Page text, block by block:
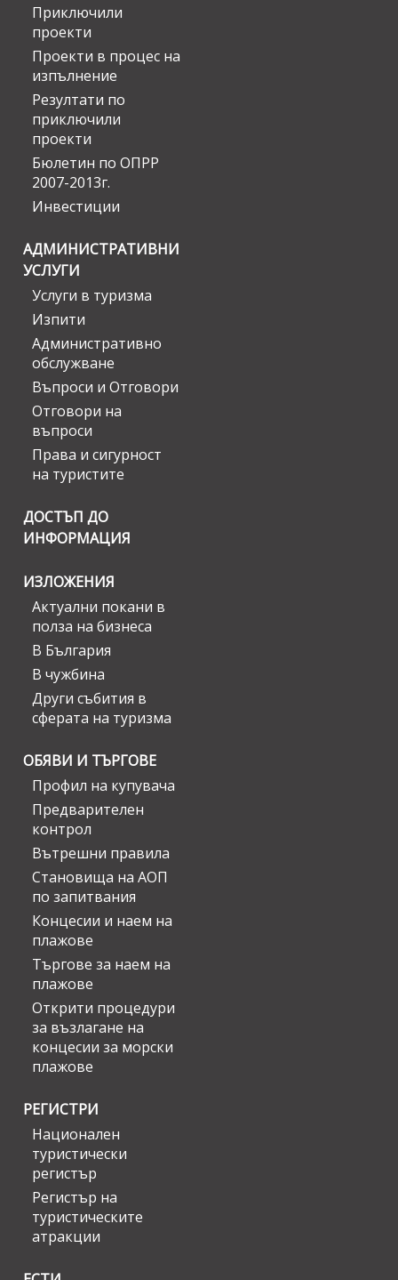
Приключили
проекти
Проекти в процес на
изпълнение
Резултати по
приключили
проекти
Бюлетин по ОПРР
2007-2013г.
Инвестиции
АДМИНИСТРАТИВНИ
УСЛУГИ
Услуги в туризма
Изпити
Административно
обслужване
Въпроси и Отговори
Отговори на
въпроси
Права и сигурност
на туристите
ДОСТЪП ДО
ИНФОРМАЦИЯ
ИЗЛОЖЕНИЯ
Актуални покани в
полза на бизнеса
В България
В чужбина
Други събития в
сферата на туризма
ОБЯВИ И ТЪРГОВЕ
Профил на купувача
Предварителен
контрол
Вътрешни правила
Становища на АОП
по запитвания
Концесии и наем на
плажове
Търгове за наем на
плажове
Открити процедури
за възлагане на
концесии за морски
плажове
РЕГИСТРИ
Национален
туристически
регистър
Регистър на
туристическите
атракции